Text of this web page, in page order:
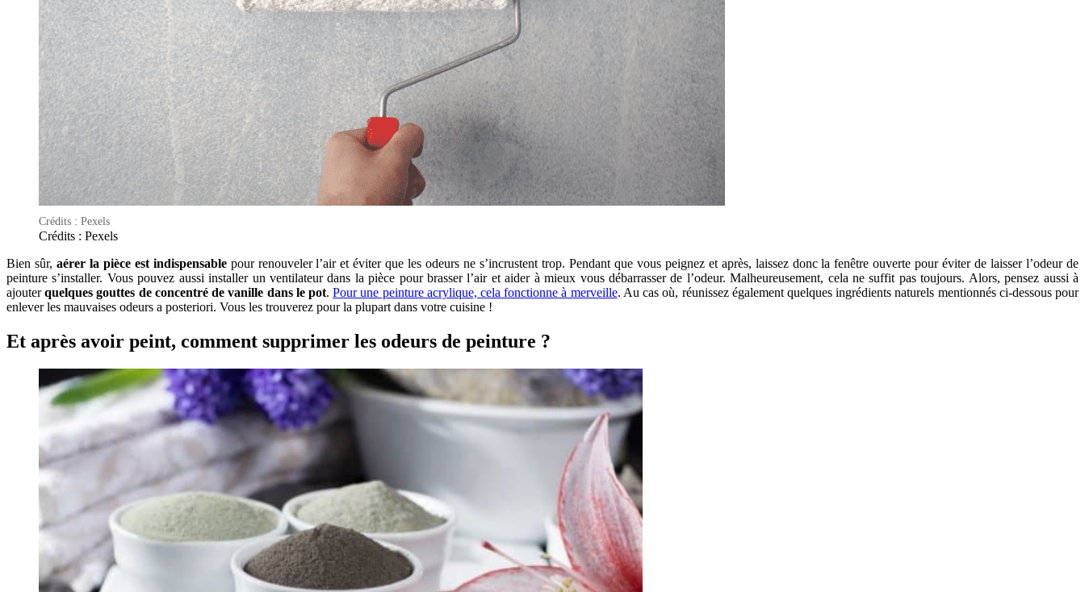
Crédits : Pexels
Crédits : Pexels
Bien sûr, aérer la pièce est indispensablepour renouveler l’air et éviter que les odeurs ne s’incrustent trop. Pendant que vous peignez et après, laissez donc la fenêtre ouverte pour éviter de laisser l’odeur de
peinture s’installer. Vous pouvez aussi installer un ventilateur dans la pièce pour brasser l’air et aider à mieux vous débarrasser de l’odeur. Malheureusement, cela ne suffit pas toujours. Alors, pensez aussi à
ajouterquelques gouttes de concentré de vanille dans le pot.Pour une peinture acrylique, cela fonctionne à merveille. Au cas où, réunissez également quelques ingrédients naturels mentionnés ci-dessous pour
enlever les mauvaises odeurs a posteriori. Vous les trouverez pour la plupart dans votre cuisine !
Et après avoir peint, comment supprimer les odeurs de peinture ?